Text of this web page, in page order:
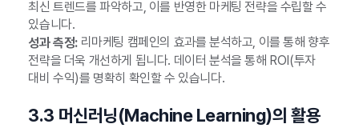
최신 트렌드를 파악하고, 이를 반영한 마케팅 전략을 수립할 수
있습니다.
성과 측정:리마케팅 캠페인의 효과를 분석하고, 이를 통해 향후
전략을 더욱 개선하게 됩니다. 데이터 분석을 통해 ROI(투자
대비 수익)를 명확히 확인할 수 있습니다.
3.3 머신러닝(Machine Learning)의 활용